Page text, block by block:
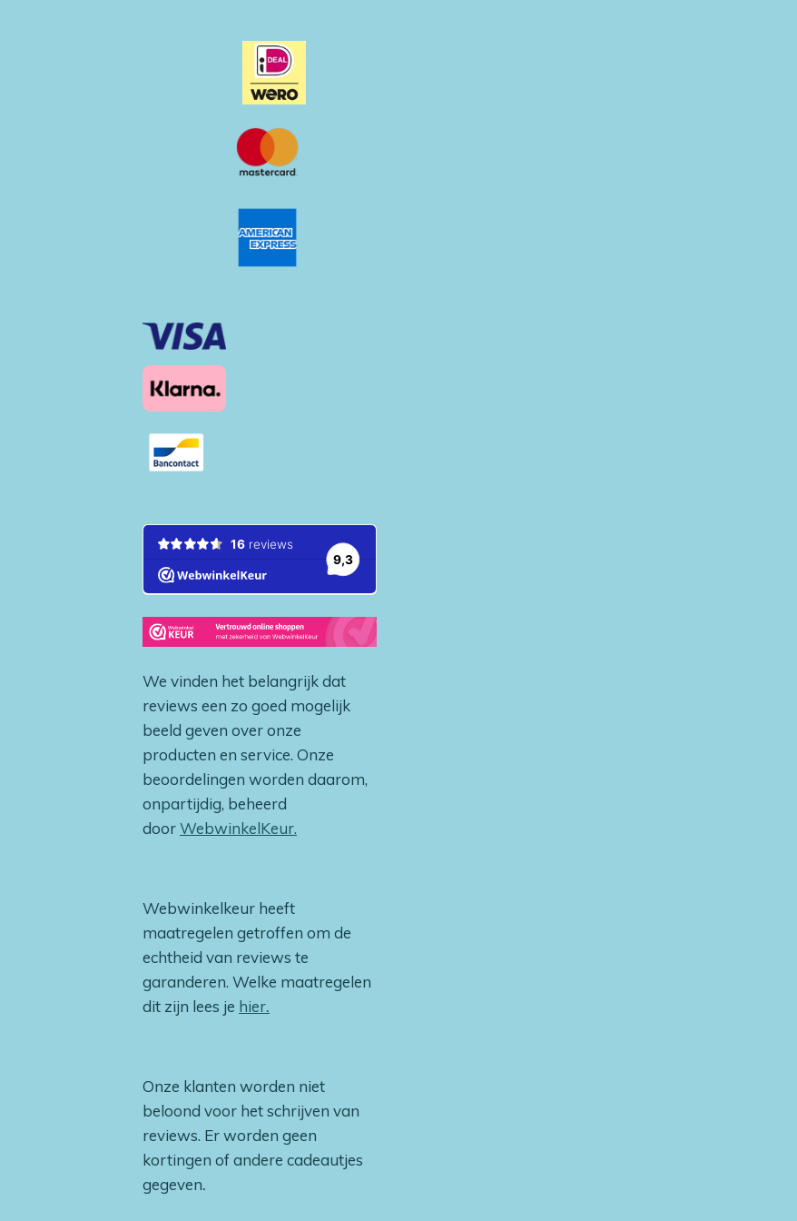
We vinden het belangrijk dat
reviews een zo goed mogelijk
beeld geven over onze
producten en service. Onze
beoordelingen worden daarom,
onpartijdig, beheerd
doorWebwinkelKeur.
Webwinkelkeur heeft
maatregelen getroffen om de
echtheid van reviews te
garanderen. Welke maatregelen
dit zijn lees je hier.
Onze klanten worden niet
beloond voor het schrijven van
reviews. Er worden geen
kortingen of andere cadeautjes
gegeven.